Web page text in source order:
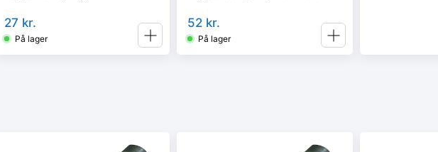
27 kr.
På lager
52 kr.
På lager